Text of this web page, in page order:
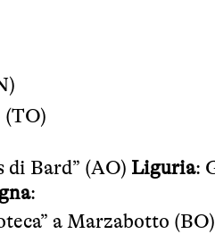
(TO)
di Bard” (AO) Liguria:
:
a Marzabotto (BO)